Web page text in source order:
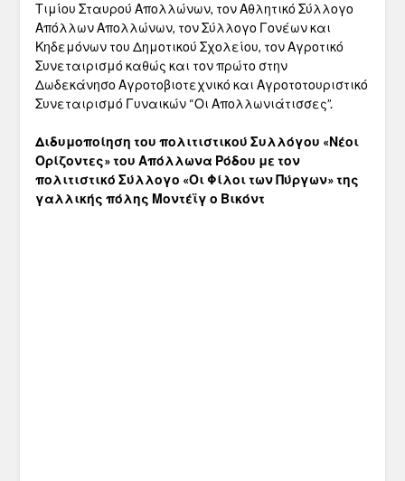
Τιμίου Σταυρού Απολλώνων, τον Αθλητικό Σύλλογο
Απόλλων Απολλώνων, τον Σύλλογο Γονέων και
Κηδεμόνων του Δημοτικού Σχολείου, τον Αγροτικό
Συνεταιρισμό καθώς και τον πρώτο στην
Δωδεκάνησο Αγροτοβιοτεχνικό και Αγροτοτουριστικό
Συνεταιρισμό Γυναικών “Οι Απολλωνιάτισσες”.
Διδυμοποίηση του πολιτιστικού Συλλόγου «Νέοι
Ορίζοντες» του Απόλλωνα Ρόδου με τον
πολιτιστικό Σύλλογο «Οι Φίλοι των Πύργων» της
γαλλικής πόλης Μοντέϊγ ο Βικόντ